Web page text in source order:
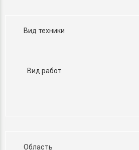
Вид техники
Вид работ
Область